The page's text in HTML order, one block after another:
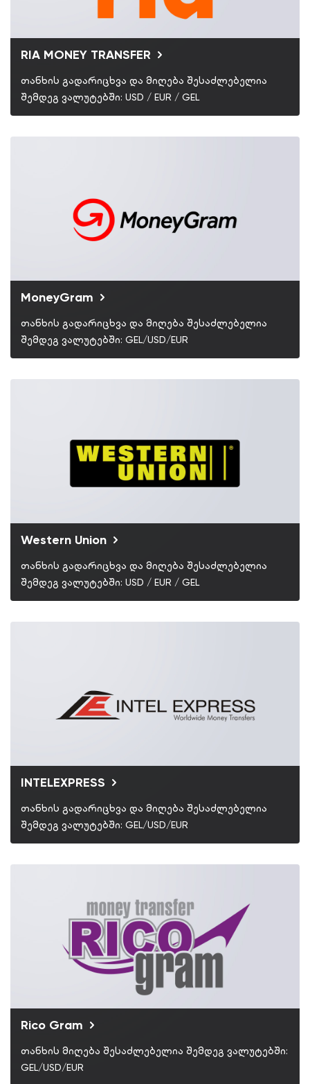
RIA MONEY TRANSFER
თანხის გადარიცხვა და მიღება შესაძლებელია
შემდეგ ვალუტებში: USD / EUR / GEL
MoneyGram
თანხის გადარიცხვა და მიღება შესაძლებელია
შემდეგ ვალუტებში: GEL/USD/EUR
Western Union
თანხის გადარიცხვა და მიღება შესაძლებელია
შემდეგ ვალუტებში: USD / EUR / GEL
INTELEXPRESS
თანხის გადარიცხვა და მიღება შესაძლებელია
შემდეგ ვალუტებში: GEL/USD/EUR
Rico Gram
თანხის მიღება შესაძლებელია შემდეგ ვალუტებში:
GEL/USD/EUR